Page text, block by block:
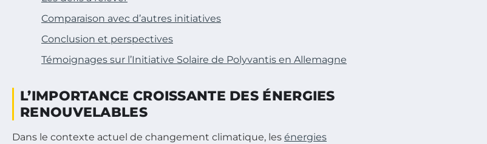
Comparaison avec d’autres initiatives
Conclusion et perspectives
Témoignages sur l’Initiative Solaire de Polyvantis en Allemagne
L’IMPORTANCE CROISSANTE DES ÉNERGIES
RENOUVELABLES
Dans le contexte actuel de changement climatique, les énergies